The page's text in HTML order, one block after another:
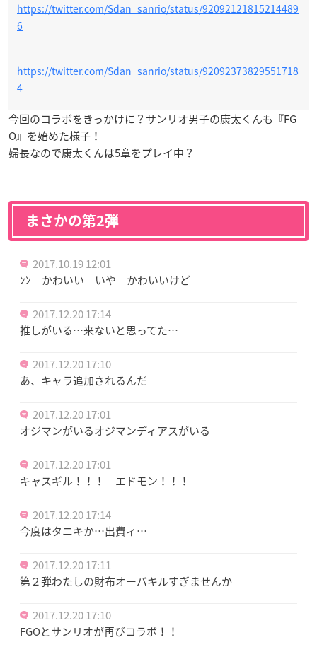
https://twitter.com/Sdan_sanrio/status/92092121815214489
6
https://twitter.com/Sdan_sanrio/status/92092373829551718
4
今回のコラボをきっかけに？サンリオ男子の康太くんも『FG
O』を始めた様子！
婦長なので康太くんは5章をプレイ中？
まさかの第2弾
2017.10.19 12:01
ﾝﾝ かわいい いや かわいいけど
2017.12.20 17:14
推しがいる…来ないと思ってた…
2017.12.20 17:10
あ、キャラ追加されるんだ
2017.12.20 17:01
オジマンがいるオジマンディアスがいる
2017.12.20 17:01
キャスギル！！！ エドモン！！！
2017.12.20 17:14
今度はタニキか…出費ィ…
2017.12.20 17:11
第２弾わたしの財布オーバキルすぎませんか
2017.12.20 17:10
FGOとサンリオが再びコラボ！！